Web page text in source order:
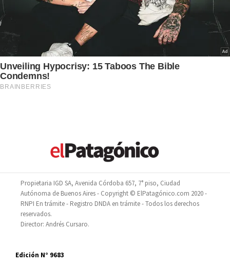
Propietaria IGD SA, Avenida Córdoba 657, 7° piso, Ciudad
Autónoma de Buenos Aires - Copyright © ElPatagónico.com 2020 -
RNPI En trámite - Registro DNDA en trámite - Todos los derechos
reservados.
Director: Andrés Cursaro.
Edición N° 9683